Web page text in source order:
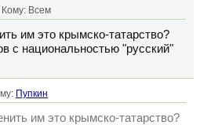
Кому: Всем
им это крымско-татарство?
с национальностью "русский"
Пупкин
им это крымско-татарство?